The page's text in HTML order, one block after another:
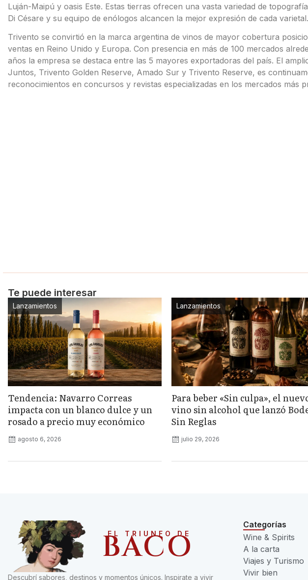
Luján-Maipú y oasis Este. Estas tierras ofrecen una vasta variedad de
Di Césare y su equipo de enólogos alcancen la mejor expresión de cada varietal.
Trivento se convirtió en la marca argentina de vinos de mayor cobertura
ventas en Reino Unido y Europa. Con presencia en más de 100 mercados
años la empresa se destaca entre las 5 mayores exportadoras del país. El
Juntos, Trivento Golden Reserve, Amado Sur y Trivento Reserve, es
reconocimientos en concursos y revistas especializadas en los mercados más
Te puede interesar
Lanzamientos
Tendencia: Navarro Correas
impacta con un blanco dulce y un
rosado a precio muy económico
agosto 6, 2026
Lanzamientos
Para beber «Sin culpa», el
vino sin alcohol que lanzó
Sin Reglas
julio 29, 2026
EL TRIUNFO DE
BACO
Descubrí sabores, destinos y momentos únicos. Inspirate a vivir
Categorías
Wine & Spirits
A la carta
Viajes y Turismo
Vivir bien